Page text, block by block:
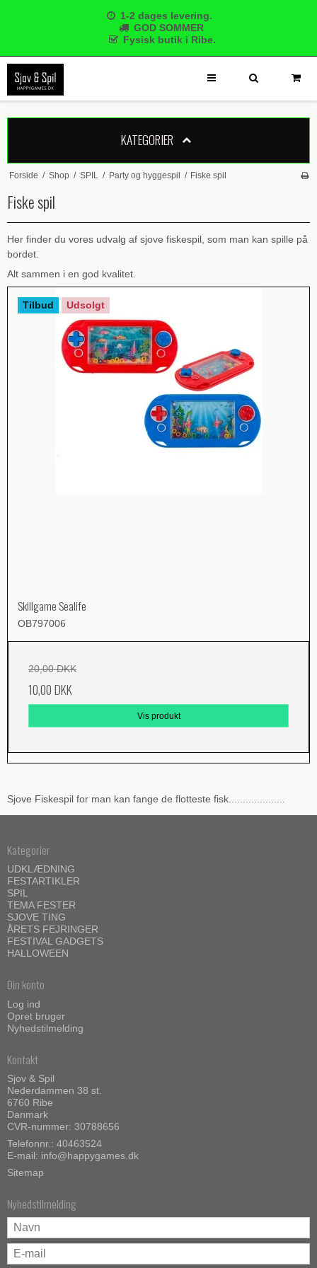
1-2 dages levering.
GOD SOMMER
Fysisk butik i Ribe.
KATEGORIER
Forside / Shop / SPIL / Party og hyggespil / Fiske spil
Fiske spil
Her finder du vores udvalg af sjove fiskespil, som man kan spille på
bordet.
Alt sammen i en god kvalitet.
Tilbud Udsolgt
Skillgame Sealife
OB797006
20,00 DKK
10,00 DKK
Vis produkt
Sjove Fiskespil for man kan fange de flotteste fisk....................
Kategorier
UDKLÆDNING
FESTARTIKLER
SPIL
TEMA FESTER
SJOVE TING
ÅRETS FEJRINGER
FESTIVAL GADGETS
HALLOWEEN
Din konto
Log ind
Opret bruger
Nyhedstilmelding
Kontakt
Sjov & Spil
Nederdammen 38 st.
6760 Ribe
Danmark
CVR-nummer: 30788656
Telefonnr.: 40463524
E-mail: info@happygames.dk
Sitemap
Nyhedstilmelding